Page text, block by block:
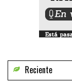
Reciente